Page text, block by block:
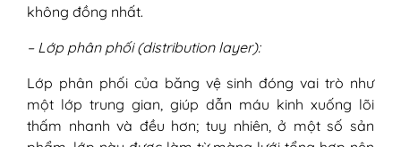
không đồng nhất.
– Lớp phân phối (distribution layer):
Lớp phân phối của băng vệ sinh đóng vai trò như
một lớp trung gian, giúp dẫn máu kinh xuống lõi
thấm nhanh và đều hơn; tuy nhiên, ở một số sản